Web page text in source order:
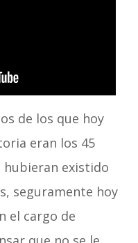
de los que hoy
eran los 45
hubieran existido
seguramente hoy
el cargo de